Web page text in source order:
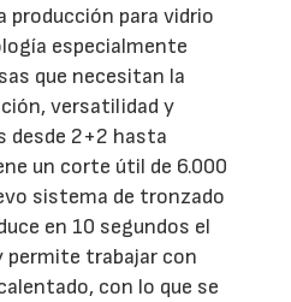
producción para vidrio
especialmente
que necesitan la
versatilidad y
desde 2+2 hasta
un corte útil de 6.000
sistema de tronzado
en 10 segundos el
permite trabajar con
con lo que se